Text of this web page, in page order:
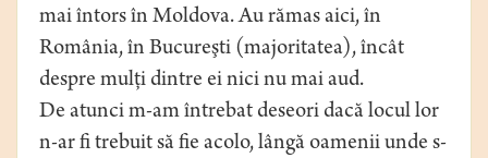
mai întors în Moldova. Au rămas aici, în
România, în Bucureşti (majoritatea), încât
despre mulţi dintre ei nici nu mai aud.
De atunci m-am întrebat deseori dacă locul lor
n-ar fi trebuit să fie acolo, lângă oamenii unde s-